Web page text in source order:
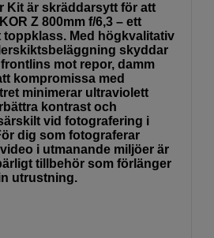
Kit är skräddarsytt för att
Z 800mm f/6,3 – ett
Med högkvalitativ
skyddar
mot repor, damm
kompromissa med
minimerar ultraviolett
kontrast och
vid fotografering i
dig som fotograferar
i utmanande miljöer är
tillbehör som förlänger
utrustning.